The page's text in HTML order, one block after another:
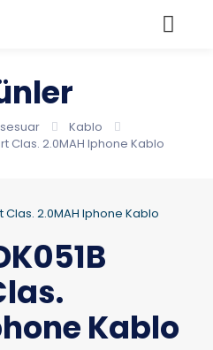
Kablo
Clas. 2.0MAH Iphone Kablo
Kablo